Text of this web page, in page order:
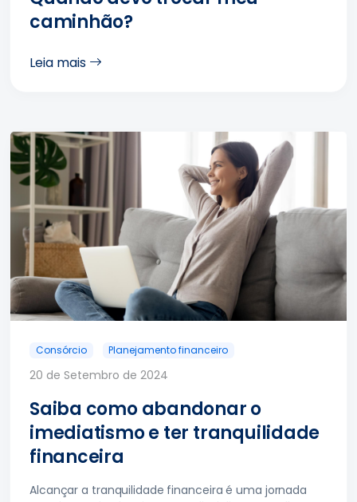
caminhão?
Leia mais
Consórcio Planejamento financeiro
20 de Setembro de 2024
Saiba como abandonar o
imediatismo e ter tranquilidade
financeira
Alcançar a tranquilidade financeira é uma jornada